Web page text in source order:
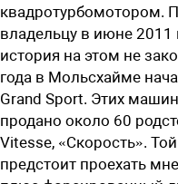
квадротурбомотором.
владельцу в июне 2011
история на этом не
года в Мольсхайме
Grand Sport. Этих
продано около 60
Vitesse, «Скорость».
предстоит проехать